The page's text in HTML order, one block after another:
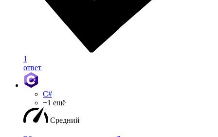
1
ответ
C#
+1 ещё
Средний